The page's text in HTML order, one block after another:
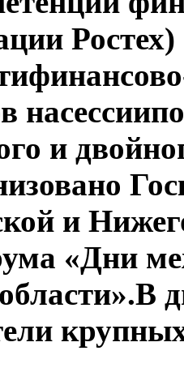
Ростех)
и
и
«Дни